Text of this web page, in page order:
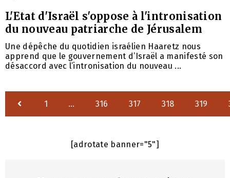
L'Etat d'Israël s'oppose à l'intronisation
du nouveau patriarche de Jérusalem
Une dépêche du quotidien israélien Haaretz nous
apprend que le gouvernement d’Israël a manifesté son
désaccord avec l’intronisation du nouveau ...
1 … 316 317 318 319
[adrotate banner="5"]